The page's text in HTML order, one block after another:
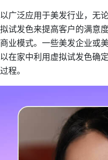
广泛应用于美发行业，无
试发色来提高客户的满意
业模式。一些美发企业或
在家中利用虚拟试发色确
程。